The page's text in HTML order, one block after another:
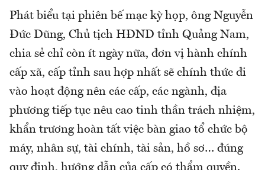
Phát biểu tại phiên bế mạc kỳ họp, ông Nguyễn
Đức Dũng, Chủ tịch HĐND tỉnh Quảng Nam,
chia sẻ chỉ còn ít ngày nữa, đơn vị hành chính
cấp xã, cấp tỉnh sau hợp nhất sẽ chính thức đi
vào hoạt động nên các cấp, các ngành, địa
phương tiếp tục nêu cao tinh thần trách nhiệm,
khẩn trương hoàn tất việc bàn giao tổ chức bộ
máy, nhân sự, tài chính, tài sản, hồ sơ… đúng
quy định, hướng dẫn của cấp có thẩm quyền.